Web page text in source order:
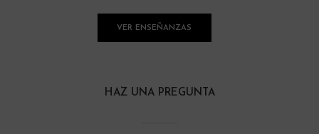
VER ENSEÑANZAS
HAZ UNA PREGUNTA